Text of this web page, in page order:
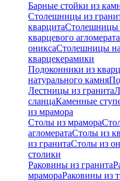
Барные стойки из
Столешницы из
кварцитаСтолешницы
кварцевого агломерата
ониксаСтолешницы
кварцекерамики
Подоконники из
натурального камня
Лестницы из гранита
сланцаКаменные
из мрамора
Столы из мрамора
агломератаСтолы из
из гранитаСтолы из
столики
Раковины из гранита
мрамораРаковины из